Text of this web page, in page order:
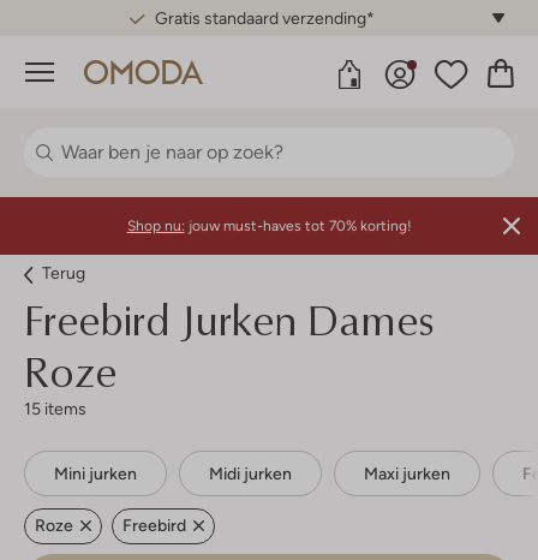
Gratis standaard verzending*
Menu
Shop nu: jouw must-haves tot 70% korting!
Terug
Freebird Jurken Dames
Roze
15 items
Mini jurken Midi jurken Maxi jurken
Roze Freebird